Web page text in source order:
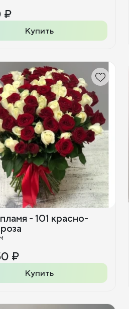
₽
Купить
- 101 красно-
₽
Купить